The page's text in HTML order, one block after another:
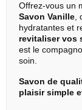
Offrez-vous un
Savon Vanille,
hydratantes et
revitaliser vos
est le
soin.
Savon de
plaisir simple